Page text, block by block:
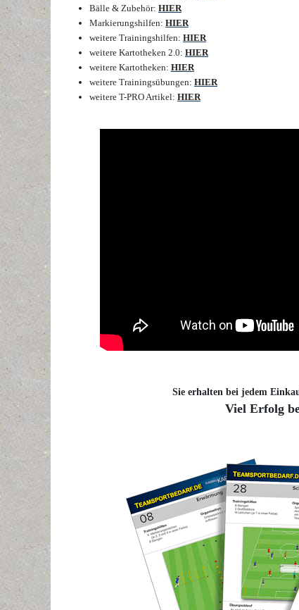
Bälle & Zubehör: HIER
Markierungshilfen: HIER
weitere Trainingshilfen: HIER
weitere Kartotheken 2.0: HIER
weitere Kartotheken: HIER
weitere Trainingsübungen: HIER
weitere T-PRO Artikel: HIER
Sie erhalten bei jedem
Viel Erfolg